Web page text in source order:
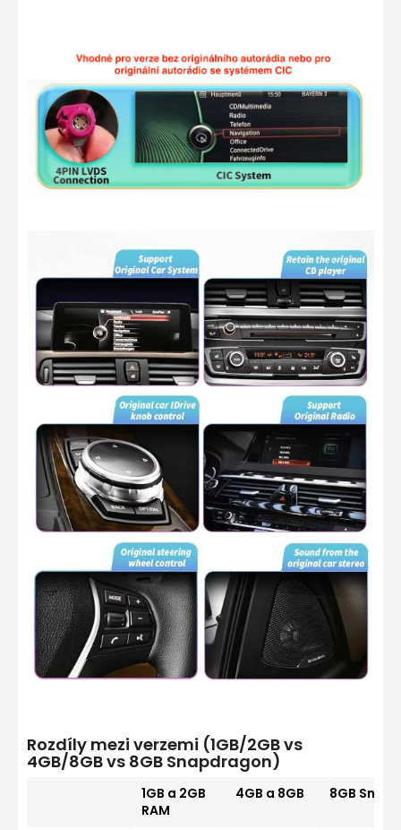
Rozdíly mezi verzemi (1GB/2GB vs
4GB/8GB vs 8GB Snapdragon)
1GB a 2GB
RAM
4GB a 8GB 8GB